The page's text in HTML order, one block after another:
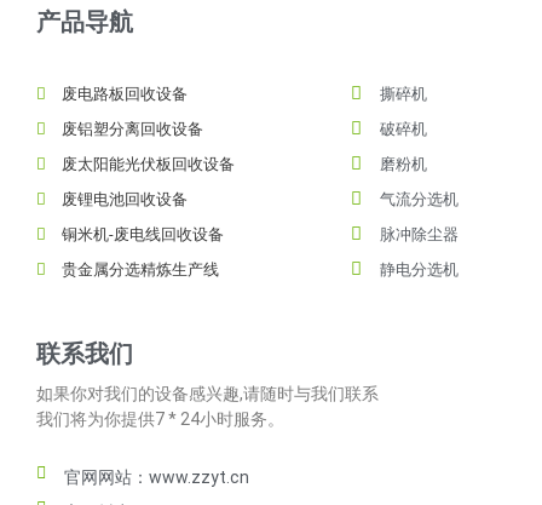
产品导航
废电路板回收设备
废铝塑分离回收设备
废太阳能光伏板回收设备
废锂电池回收设备
铜米机-废电线回收设备
贵金属分选精炼生产线
撕碎机
破碎机
磨粉机
气流分选机
脉冲除尘器
静电分选机
联系我们
如果你对我们的设备感兴趣,请随时与我们联系
我们将为你提供7 * 24小时服务。
官网网站：www.zzyt.cn